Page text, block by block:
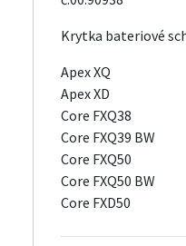
Krytka bateriové
Apex XQ
Apex XD
Core FXQ38
Core FXQ39 BW
Core FXQ50
Core FXQ50 BW
Core FXD50